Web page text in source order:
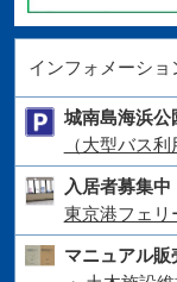
インフォメーショ
城南島海浜公
（大型バス
入居者募集中
東京港フェリ
マニュアル販